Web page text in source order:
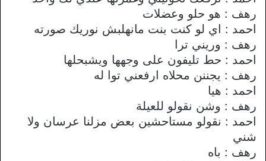
رهف : هو حلو وعضلات
احمد : اي لو كنت بنت مانهلبش نوريك صورته
رهف : وريني ترا
احمد : حط تليفون على وجهها ويشبحلها
رهف : يجننن محلاه ارفعني توا له
احمد : هيا
رهف : وشن نقولو للعيلة
احمد : نقولو مستاحشين بعض مزلنا عرسان ولا
شني
رهف : باه